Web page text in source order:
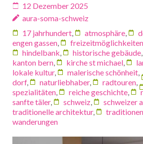
12 Dezember 2025
aura-soma-schweiz
17 jahrhundert
atmosphäre
engen gassen
freizeitmöglichkeiten
hindelbank
historische gebäude
kanton bern
kirche st michael
lokale kultur, malerische schönheit
dorf, naturliebhaber, radtouren
spezialitäten
reiche geschichte
sanfte täler, schweiz schweizer
traditionelle architektur, traditionen
wanderungen